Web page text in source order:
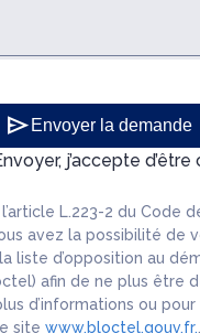
send Envoyer la demande
j’accepte
L.223-2 du Code
avez la possibilité de
liste d’opposition au
afin de ne plus être
d’informations ou pour
site www.bloctel.gouv.fr.